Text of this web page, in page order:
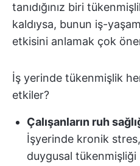
tanıdığınız biri
kaldıysa, bunun iş-
etkisini anlamak çok
İş yerinde tükenmişlik
etkiler?
Çalışanların ruh
İşyerinde kronik
duygusal tükenmişliği